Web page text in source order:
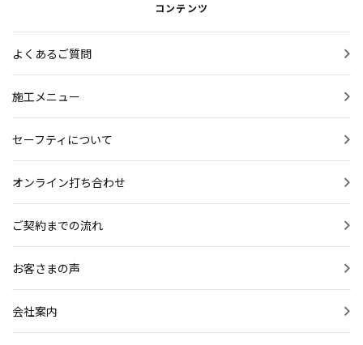
コンテンツ
よくあるご質問
施工メニュー
セーフティについて
オンライン打ち合わせ
ご契約までの流れ
お客さまの声
会社案内